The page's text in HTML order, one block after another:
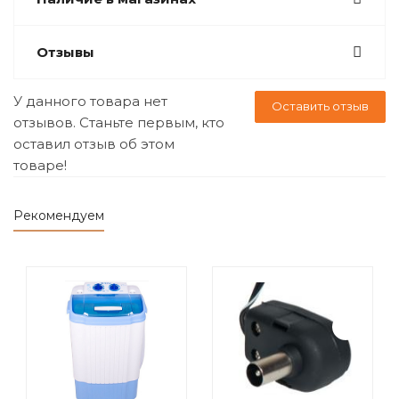
Отзывы
Оставить отзыв
У данного товара нет
отзывов. Станьте первым, кто
оставил отзыв об этом
товаре!
Рекомендуем